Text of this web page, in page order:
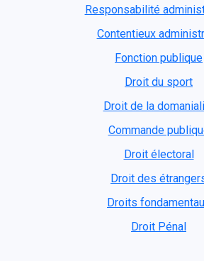
Responsabilité
Contentieux
Fonction publique
Droit du sport
Droit de la
Commande
Droit électoral
Droit des
Droits
Droit Pénal